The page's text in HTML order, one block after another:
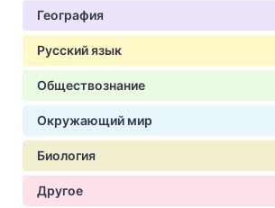
География
Русский язык
Обществознание
Окружающий мир
Биология
Другое